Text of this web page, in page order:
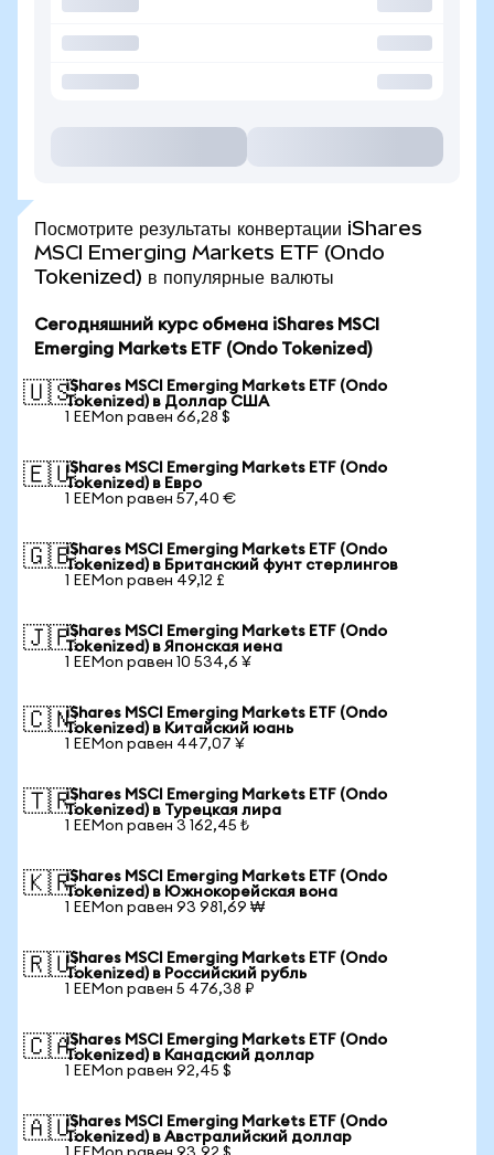
Посмотрите результаты конвертации iShares
MSCI Emerging Markets ETF (Ondo
Tokenized) в популярные валюты
Сегодняшний курс обмена iShares MSCI
Emerging Markets ETF (Ondo Tokenized)
🇺🇸iShares MSCI Emerging Markets ETF (Ondo
Tokenized) в Доллар США
1 EEMon равен 66,28 $
🇪🇺iShares MSCI Emerging Markets ETF (Ondo
Tokenized) в Евро
1 EEMon равен 57,40 €
🇬🇧iShares MSCI Emerging Markets ETF (Ondo
Tokenized) в Британский фунт стерлингов
1 EEMon равен 49,12 £
🇯🇵iShares MSCI Emerging Markets ETF (Ondo
Tokenized) в Японская иена
1 EEMon равен 10 534,6 ¥
🇨🇳iShares MSCI Emerging Markets ETF (Ondo
Tokenized) в Китайский юань
1 EEMon равен 447,07 ¥
🇹🇷iShares MSCI Emerging Markets ETF (Ondo
Tokenized) в Турецкая лира
1 EEMon равен 3 162,45 ₺
🇰🇷iShares MSCI Emerging Markets ETF (Ondo
Tokenized) в Южнокорейская вона
1 EEMon равен 93 981,69 ₩
🇷🇺iShares MSCI Emerging Markets ETF (Ondo
Tokenized) в Российский рубль
1 EEMon равен 5 476,38 ₽
🇨🇦iShares MSCI Emerging Markets ETF (Ondo
Tokenized) в Канадский доллар
1 EEMon равен 92,45 $
🇦🇺iShares MSCI Emerging Markets ETF (Ondo
Tokenized) в Австралийский доллар